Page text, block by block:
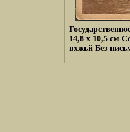
14,8 х 10,5 см
вхжьй Без